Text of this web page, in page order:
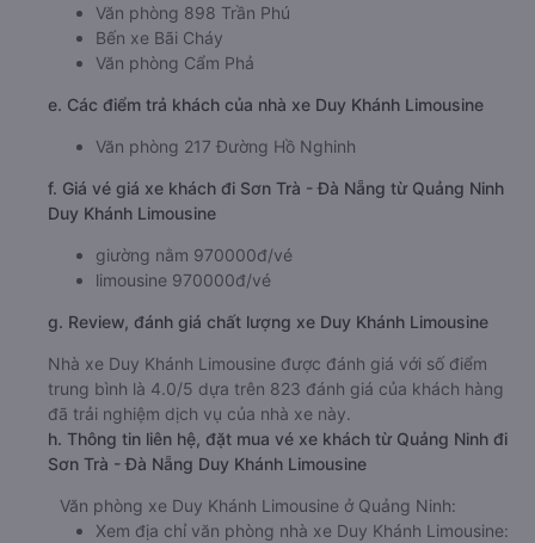
Văn phòng 898 Trần Phú
Bến xe Bãi Cháy
Văn phòng Cẩm Phả
e. Các điểm trả khách của nhà xe Duy Khánh Limousine
Văn phòng 217 Đường Hồ Nghinh
f. Giá vé giá xe khách đi Sơn Trà - Đà Nẵng từ Quảng Ninh
Duy Khánh Limousine
giường nằm 970000đ/vé
limousine 970000đ/vé
g. Review, đánh giá chất lượng xe Duy Khánh Limousine
Nhà xe Duy Khánh Limousine được đánh giá với số điểm
trung bình là 4.0/5 dựa trên 823 đánh giá của khách hàng
đã trải nghiệm dịch vụ của nhà xe này.
h. Thông tin liên hệ, đặt mua vé xe khách từ Quảng Ninh đi
Sơn Trà - Đà Nẵng Duy Khánh Limousine
Văn phòng xe Duy Khánh Limousine ở Quảng Ninh:
Xem địa chỉ văn phòng nhà xe Duy Khánh Limousine: